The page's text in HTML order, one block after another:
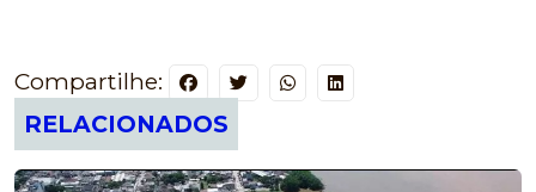
Compartilhe:
RELACIONADOS